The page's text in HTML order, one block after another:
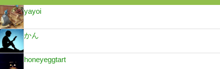
yayoi
かん
honeyeggtart